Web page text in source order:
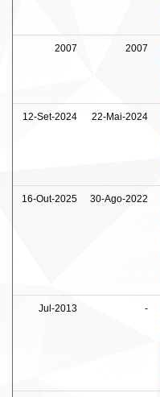
2007 2007
12-Set-2024 22-Mai-2024
16-Out-2025 30-Ago-2022
Jul-2013 -